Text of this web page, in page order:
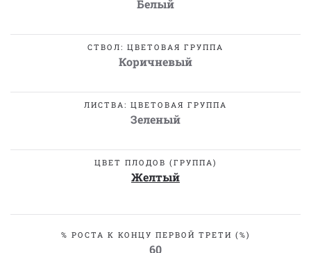
Белый
СТВОЛ: ЦВЕТОВАЯ ГРУППА
Коричневый
ЛИСТВА: ЦВЕТОВАЯ ГРУППА
Зеленый
ЦВЕТ ПЛОДОВ (ГРУППА)
Желтый
% РОСТА К КОНЦУ ПЕРВОЙ ТРЕТИ (%)
60